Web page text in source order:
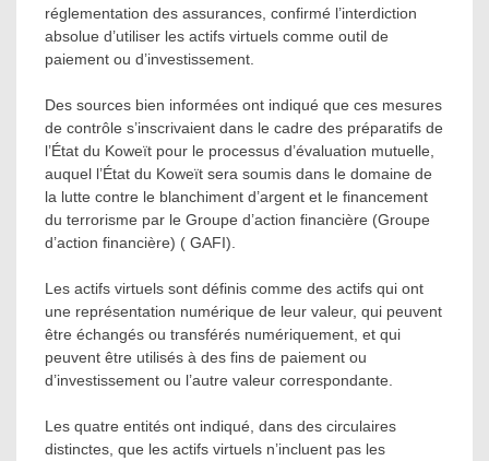
réglementation des assurances, confirmé l’interdiction
absolue d’utiliser les actifs virtuels comme outil de
paiement ou d’investissement.
Des sources bien informées ont indiqué que ces mesures
de contrôle s’inscrivaient dans le cadre des préparatifs de
l’État du Koweït pour le processus d’évaluation mutuelle,
auquel l’État du Koweït sera soumis dans le domaine de
la lutte contre le blanchiment d’argent et le financement
du terrorisme par le Groupe d’action financière (Groupe
d’action financière) ( GAFI).
Les actifs virtuels sont définis comme des actifs qui ont
une représentation numérique de leur valeur, qui peuvent
être échangés ou transférés numériquement, et qui
peuvent être utilisés à des fins de paiement ou
d’investissement ou l’autre valeur correspondante.
Les quatre entités ont indiqué, dans des circulaires
distinctes, que les actifs virtuels n’incluent pas les